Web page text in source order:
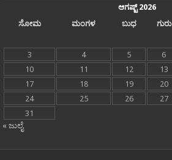
ಆಗಷ್ಟ್ 2026
ಸೋಮ
ಮಂಗಳ ಬುಧ ಗುರು
3
4 5 6
10
11 12 13
17
18 19 20
24
25 26 27
31
« ಜುಲೈ